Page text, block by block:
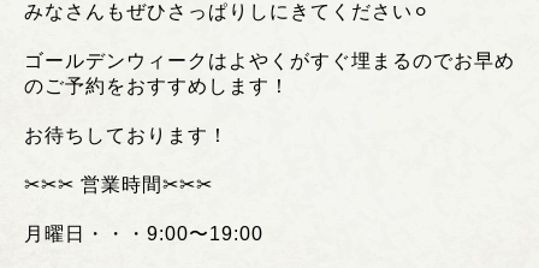
みなさんもぜひさっぱりしにきてください⚪︎
ゴールデンウィークはよやくがすぐ埋まるのでお早め
のご予約をおすすめします！
お待ちしております！
✂︎✂︎✂︎ 営業時間✂︎✂︎✂︎
月曜日・・・ 9:00〜19:00